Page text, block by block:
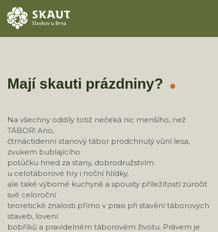
O STŘEDISKU
KONTAKTY
TÁBORY
Mají skauti prázdniny?
Na všechny oddíly totiž nečeká nic menšího, než
TÁBOR! Ano,
čtrnáctidenní stanový tábor prodchnutý vůní lesa,
zvukem bublajícího
potůčku hned za stany, dobrodružstvím
u celotáborové hry i noční hlídky,
ale také výborné kuchyně a spousty příležítostí zúročit
své celoroční
teoretické znalosti přímo v praxi při stavění táborových
staveb, lovení
bobříků a pravidelném táborovém životu. Právem je